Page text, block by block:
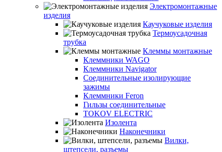
Электромонтажные
изделия
Каучуковые изделия
Термоусадочная
трубка
Клеммы монтажные
Клеммники WAGO
Клеммники Navigator
Соединительные изолирующие
зажимы
Клеммники Feron
Гильзы соединительные
TOKOV ELECTRIC
Изолента
Наконечники
Вилки,
штепсели, разъемы